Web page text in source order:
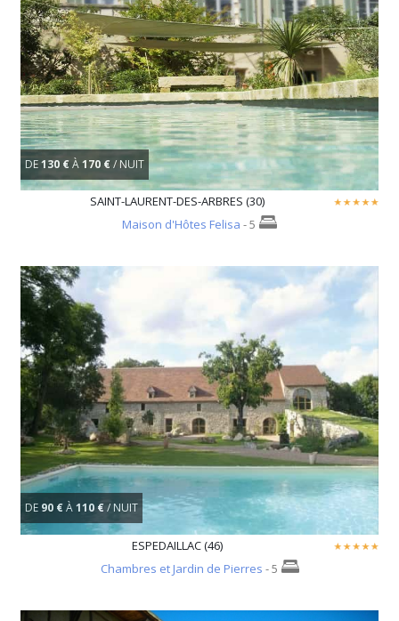
DE130 €À170 €/ NUIT
SAINT-LAURENT-DES-ARBRES (30)
Maison d'Hôtes Felisa - 5
DE 90 €À110 € / NUIT
ESPEDAILLAC (46)
Chambres et Jardin de Pierres - 5